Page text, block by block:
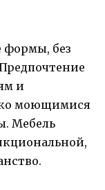
формы, без
и
моющимися
Мебель